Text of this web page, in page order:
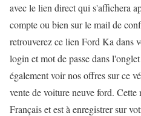
avec le lien direct qui s'affichera
compte ou bien sur le mail de
retrouverez ce lien Ford Ka dans
login et mot de passe dans
également voir nos offres sur ce
vente de voiture neuve ford.
Français et est à enregistrer sur